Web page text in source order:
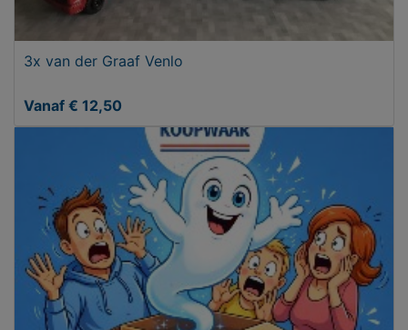
3x van der Graaf Venlo
Vanaf € 12,50